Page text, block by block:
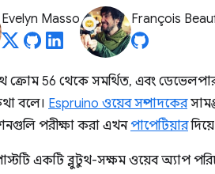
Evelyn Masso François
ক্রোম 56 থেকে সমর্থিত, এবং
বলে। Espruino ওয়েব সম্পাদকের
পরীক্ষা করা এখনপাপেটিয়ার
একটি ব্লুটুথ-সক্ষম ওয়েব অ্যাপ